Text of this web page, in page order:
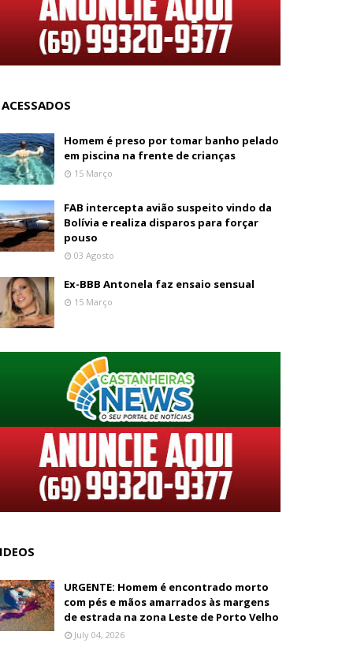
Homem é preso por tomar banho pelado
em piscina na frente de crianças
15 Março
FAB intercepta avião suspeito vindo da
Bolívia e realiza disparos para forçar
pouso
03 Agosto
Ex-BBB Antonela faz ensaio sensual
15 Março
URGENTE: Homem é encontrado morto
com pés e mãos amarrados às margens
de estrada na zona Leste de Porto Velho
July 04, 2026